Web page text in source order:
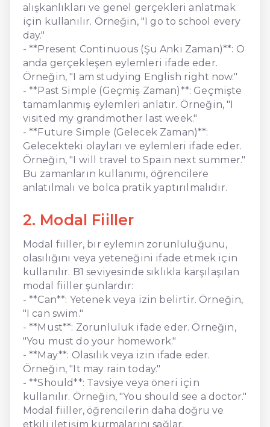
alışkanlıkları ve genel gerçekleri anlatmak
için kullanılır. Örneğin, "I go to school every
day."
- **Present Continuous (Şu Anki Zaman)**: O
anda gerçekleşen eylemleri ifade eder.
Örneğin, "I am studying English right now."
- **Past Simple (Geçmiş Zaman)**: Geçmişte
tamamlanmış eylemleri anlatır. Örneğin, "I
visited my grandmother last week."
- **Future Simple (Gelecek Zaman)**:
Gelecekteki olayları ve eylemleri ifade eder.
Örneğin, "I will travel to Spain next summer."
Bu zamanların kullanımı, öğrencilere
anlatılmalı ve bolca pratik yaptırılmalıdır.
2. Modal Fiiller
Modal fiiller, bir eylemin zorunluluğunu,
olasılığını veya yeteneğini ifade etmek için
kullanılır. B1 seviyesinde sıklıkla karşılaşılan
modal fiiller şunlardır:
- **Can**: Yetenek veya izin belirtir. Örneğin,
"I can swim."
- **Must**: Zorunluluk ifade eder. Örneğin,
"You must do your homework."
- **May**: Olasılık veya izin ifade eder.
Örneğin, "It may rain today."
- **Should**: Tavsiye veya öneri için
kullanılır. Örneğin, "You should see a doctor."
Modal fiiller, öğrencilerin daha doğru ve
etkili iletişim kurmalarını sağlar.